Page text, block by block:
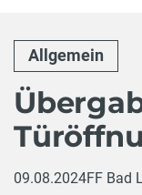
Allgemein
09.08.2024FF Bad